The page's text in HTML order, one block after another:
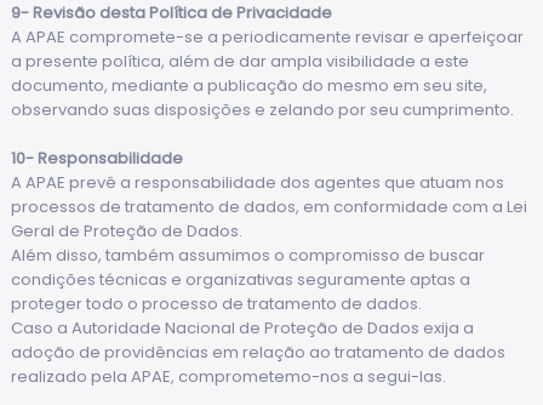
9- Revisão desta Política de Privacidade
A APAE compromete-se a periodicamente revisar e aperfeiçoar
a presente política, além de dar ampla visibilidade a este
documento, mediante a publicação do mesmo em seu site,
observando suas disposições e zelando por seu cumprimento.
10- Responsabilidade
A APAE prevê a responsabilidade dos agentes que atuam nos
processos de tratamento de dados, em conformidade com a Lei
Geral de Proteção de Dados.
Além disso, também assumimos o compromisso de buscar
condições técnicas e organizativas seguramente aptas a
proteger todo o processo de tratamento de dados.
Caso a Autoridade Nacional de Proteção de Dados exija a
adoção de providências em relação ao tratamento de dados
realizado pela APAE, comprometemo-nos a segui-las.